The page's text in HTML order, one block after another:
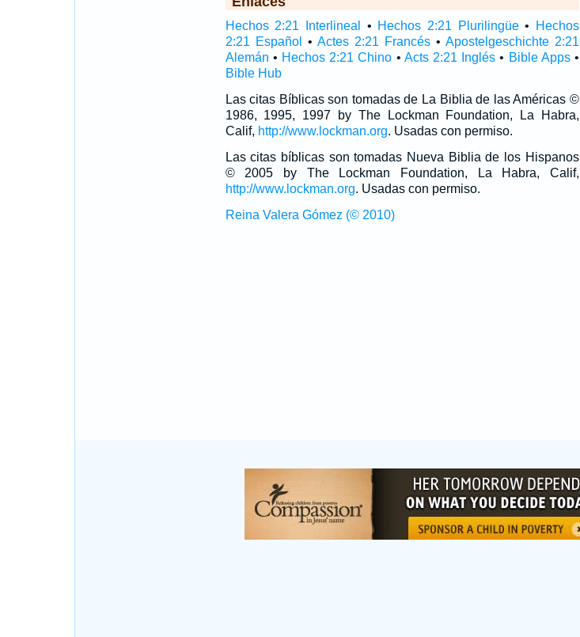
Hechos 2:21 Interlineal • Hechos 2:21 Plurilingüe•
Hechos
2:21 Español
• Actes 2:21 Francés• Apostelgeschichte 2:21
Alemán • Hechos 2:21 Chino • Acts 2:21 Inglés • Bible Apps•
Bible Hub
Las citas Bíblicas son tomadas de La Biblia de las Américas ©
1986, 1995, 1997 by The Lockman Foundation, La Habra,
Calif, http://www.lockman.org. Usadas con permiso.
Las citas bíblicas son tomadas Nueva Biblia de los Hispanos
© 2005 by The Lockman Foundation, La Habra, Calif,
http://www.lockman.org. Usadas con permiso.
Reina Valera Gómez (© 2010)